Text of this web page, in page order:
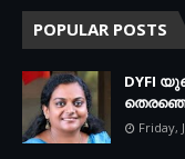
POPULAR POSTS
DYFI
Friday,